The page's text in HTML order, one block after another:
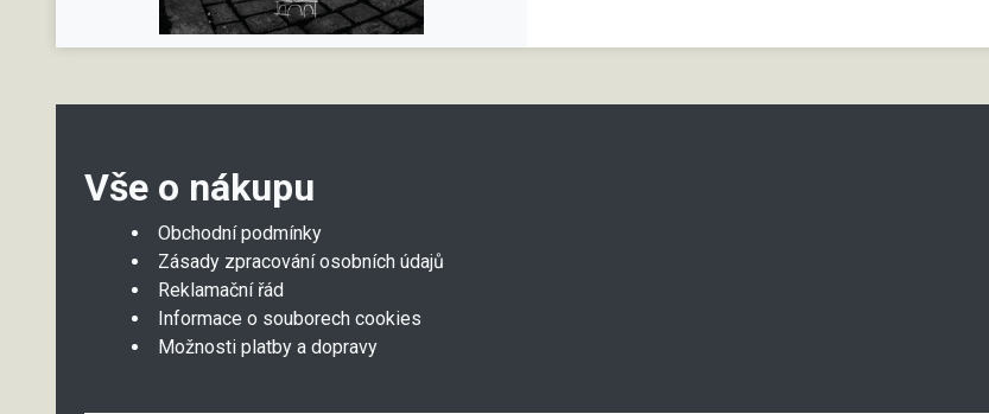
Vše o nákupu
Obchodní podmínky
Zásady zpracování osobních údajů
Reklamační řád
Informace o souborech cookies
Možnosti platby a dopravy